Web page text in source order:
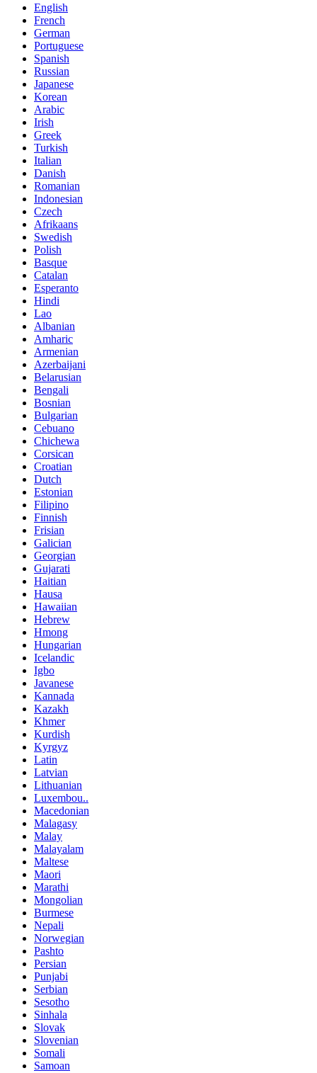
English
French
German
Portuguese
Spanish
Russian
Japanese
Korean
Arabic
Irish
Greek
Turkish
Italian
Danish
Romanian
Indonesian
Czech
Afrikaans
Swedish
Polish
Basque
Catalan
Esperanto
Hindi
Lao
Albanian
Amharic
Armenian
Azerbaijani
Belarusian
Bengali
Bosnian
Bulgarian
Cebuano
Chichewa
Corsican
Croatian
Dutch
Estonian
Filipino
Finnish
Frisian
Galician
Georgian
Gujarati
Haitian
Hausa
Hawaiian
Hebrew
Hmong
Hungarian
Icelandic
Igbo
Javanese
Kannada
Kazakh
Khmer
Kurdish
Kyrgyz
Latin
Latvian
Lithuanian
Luxembou..
Macedonian
Malagasy
Malay
Malayalam
Maltese
Maori
Marathi
Mongolian
Burmese
Nepali
Norwegian
Pashto
Persian
Punjabi
Serbian
Sesotho
Sinhala
Slovak
Slovenian
Somali
Samoan